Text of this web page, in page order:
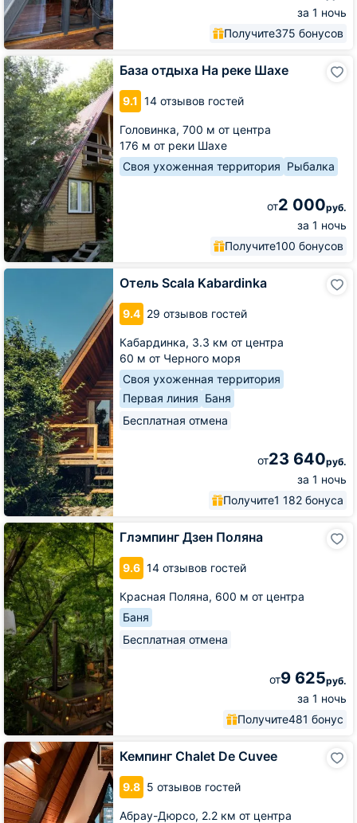
за 1 ночь
Получите375 бонусов
База отдыха На реке Шахе
9.1 14 отзывов гостей
Головинка, 700 м от центра
176 м от реки Шахе
Своя ухоженная территория Рыбалка
от2 000руб.
за 1 ночь
Получите100 бонусов
База
отдыха
На
реке
Шахе
Отель Scala Kabardinka
9.4 29 отзывов гостей
Кабардинка, 3.3 км от центра
60 м от Черного моря
Своя ухоженная территория
Первая линия Баня
Бесплатная отмена
от23 640руб.
за 1 ночь
Получите1 182 бонуса
Отель
Глэмпинг Дзен Поляна
9.6 14 отзывов гостей
Красная Поляна, 600 м от центра
Баня
Бесплатная отмена
от9 625руб.
за 1 ночь
Получите481 бонус
Глэмпинг
Дзен
Поляна
Кемпинг Chalet De Cuvee
9.8 5 отзывов гостей
Абрау-Дюрсо, 2.2 км от центра
Кемпинг
Chalet
De
Cuvee